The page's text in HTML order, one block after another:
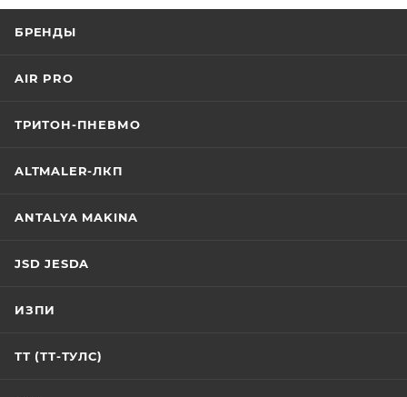
БРЕНДЫ
AIR PRO
ТРИТОН-ПНЕВМО
ALTMALER-ЛКП
ANTALYA MAKINA
JSD JESDA
ИЗПИ
ТТ (ТТ-ТУЛС)